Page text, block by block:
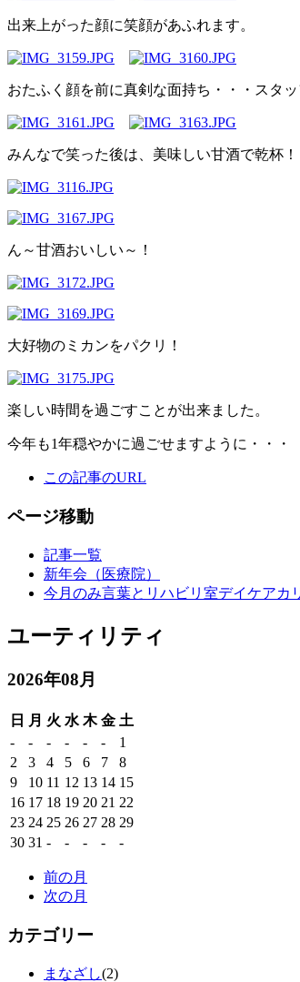
出来上がった顔に笑顔があふれます。
おたふく顔を前に真剣な面持ち・・・スタ
みんなで笑った後は、美味しい甘酒で乾杯
ん～甘酒おいしい～！
大好物のミカンをパクリ！
楽しい時間を過ごすことが出来ました。
今年も1年穏やかに過ごせますように・・・
この記事のURL
ページ移動
記事一覧
新年会（医療院）
今月のみ言葉とリハビリ室デイケアカ
ユーティリティ
2026年08月
日 月 火 水 木 金 土
-
- - - - -
1
2
3 4 5 6 7
8
9
10 11 12 13 14 15
16 17 18 19 20 21 22
23 24 25 26 27 28 29
30 31 - - - - -
前の月
次の月
カテゴリー
まなざし(2)